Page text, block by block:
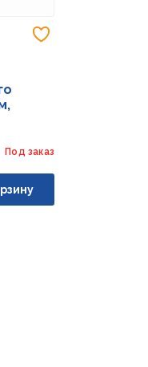
Под заказ